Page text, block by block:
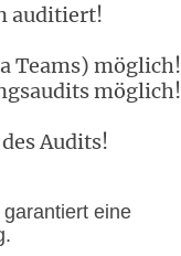
auditiert!
Teams) möglich!
möglich!
Audits!
eine